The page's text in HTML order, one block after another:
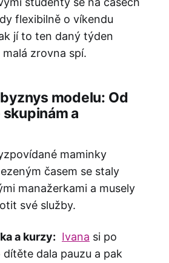
flexibilně o víkendu
jí to ten daný týden
zrovna spí.
modelu: Od
a
maminky
časem se staly
manažerkami a musely
své služby.
a kurzy: Ivana si po
dala pauzu a pak